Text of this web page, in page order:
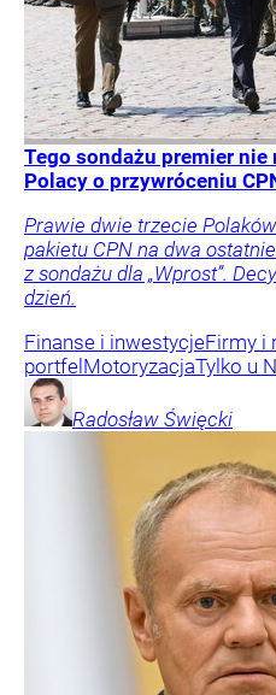
Tego sondażu premier nie
Polacy o przywróceniu
Prawie dwie trzecie
pakietu CPN na dwa
z sondażu dla „Wprost”.
dzień.
Finanse i inwestycjeFirmy i
portfelMotoryzacjaTylko u
Radosław Święcki